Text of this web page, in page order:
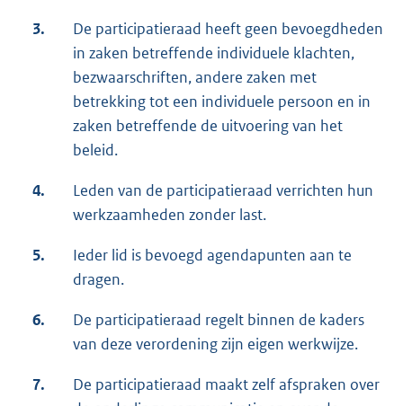
3.
De participatieraad heeft geen bevoegdheden
in zaken betreffende individuele klachten,
bezwaarschriften, andere zaken met
betrekking tot een individuele persoon en in
zaken betreffende de uitvoering van het
beleid.
4.
Leden van de participatieraad verrichten hun
werkzaamheden zonder last.
5.
Ieder lid is bevoegd agendapunten aan te
dragen.
6.
De participatieraad regelt binnen de kaders
van deze verordening zijn eigen werkwijze.
7.
De participatieraad maakt zelf afspraken over